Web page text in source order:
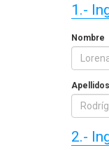
1.-
Nombre
Apellidos
2.-